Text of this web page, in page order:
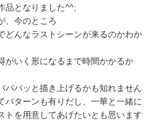
品となりました^^;
、今のところ
どんなラストシーンが来るのかわか
がいく形になるまで時間かかるか
パパッと描き上げるかも知れません
ターンも有りだし、一華と一緒に
トを用意してあげたいとも思います